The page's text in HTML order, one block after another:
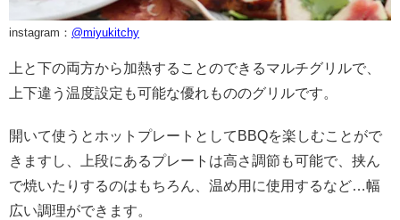
instagram： @miyukitchy
上と下の両方から加熱することのできるマルチグリルで、
上下違う温度設定も可能な優れもののグリルです。
開いて使うとホットプレートとして BBQを楽しむことがで
きますし、上段にあるプレートは高さ調節も可能で、挟ん
で焼いたりするのはもちろん、温め用に使用するなど…幅
広い調理ができます。